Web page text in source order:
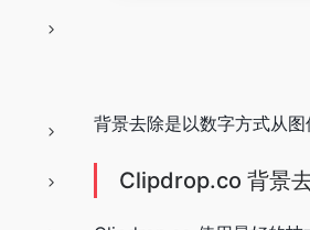
背景去除是以数字方式从图
Clipdrop.co 背景